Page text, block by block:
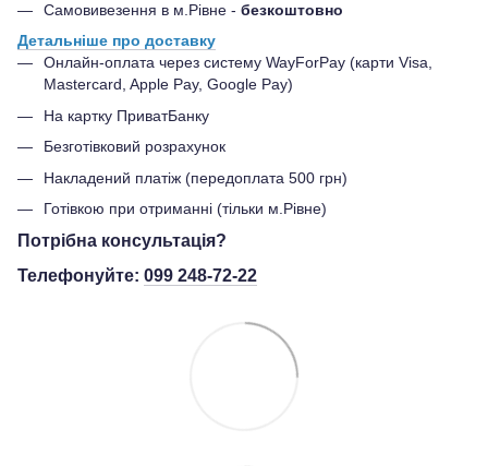
Самовивезення в м.Рівне - безкоштовно
Детальніше про доставку
Онлайн-оплата через систему WayForPay (карти Visa,
Mastercard, Apple Pay, Google Pay)
На картку ПриватБанку
Безготівковий розрахунок
Накладений платіж (передоплата 500 грн)
Готівкою при отриманні (тільки м.Рівне)
Потрібна консультація?
Телефонуйте: 099 248-72-22